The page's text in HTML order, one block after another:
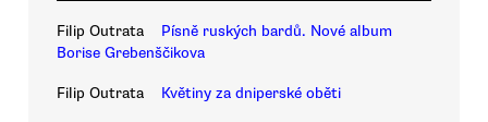
Filip Outrata
Písně ruských bardů. Nové album
Borise Grebenščikova
Filip Outrata Květiny za dniperské oběti